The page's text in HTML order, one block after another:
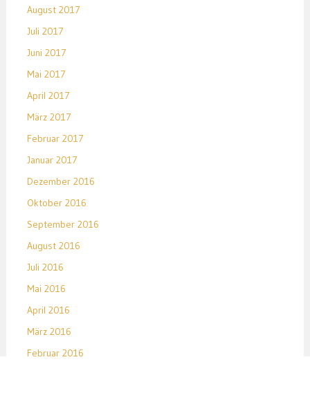
August 2017
Juli 2017
Juni 2017
Mai 2017
April 2017
März 2017
Februar 2017
Januar 2017
Dezember 2016
Oktober 2016
September 2016
August 2016
Juli 2016
Mai 2016
April 2016
März 2016
Februar 2016